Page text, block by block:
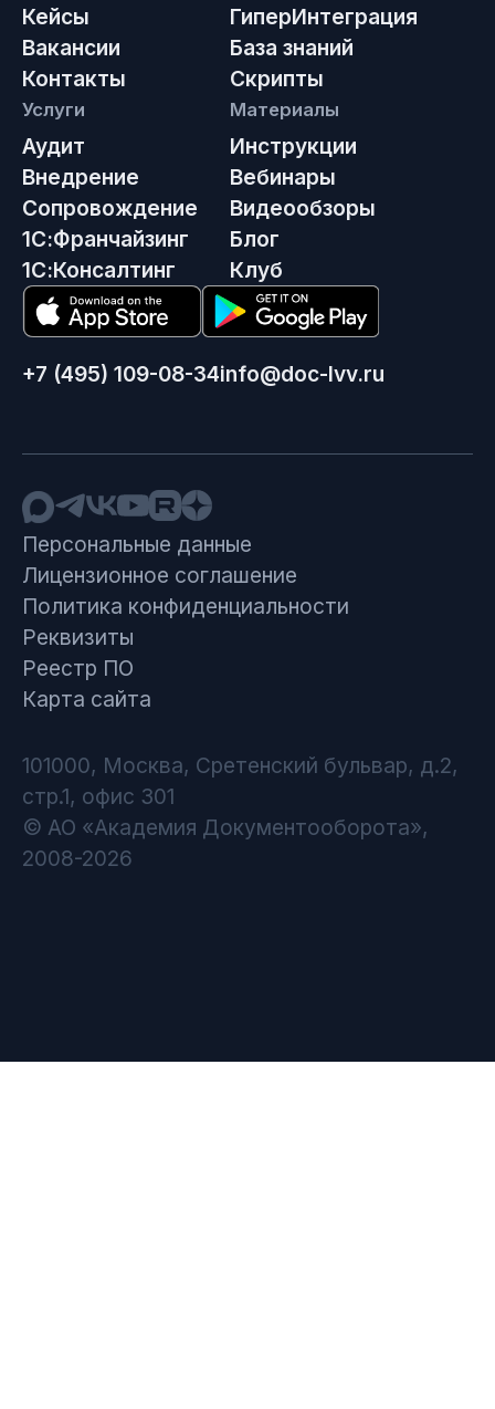
Кейсы
Вакансии
Контакты
ГиперИнтеграция
База знаний
Скрипты
Услуги
Аудит
Внедрение
Сопровождение
1С:Франчайзинг
1С:Консалтинг
Материалы
Инструкции
Вебинары
Видеообзоры
Блог
Клуб
+7 (495) 109-08-34info@doc-lvv.ru
Персональные данные
Лицензионное соглашение
Политика конфиденциальности
Реквизиты
Реестр ПО
Карта сайта
101000, Москва, Сретенский бульвар, д.2,
стр.1, офис 301
© АО «Академия Документооборота»,
2008-2026